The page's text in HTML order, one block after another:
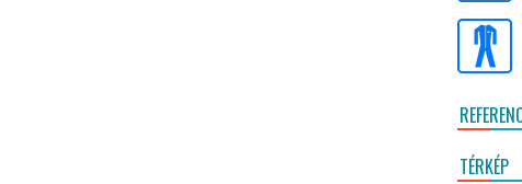
TÉRKÉP